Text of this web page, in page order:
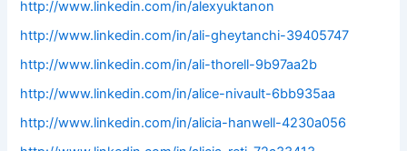
http://www.linkedin.com/in/alexyuktanon
http://www.linkedin.com/in/ali-gheytanchi-39405747
http://www.linkedin.com/in/ali-thorell-9b97aa2b
http://www.linkedin.com/in/alice-nivault-6bb935aa
http://www.linkedin.com/in/alicia-hanwell-4230a056